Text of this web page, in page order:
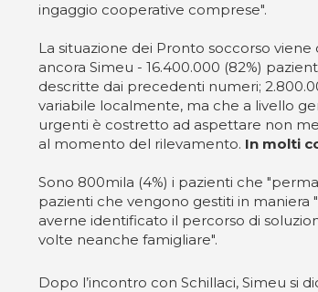
ingaggio cooperative comprese".
La situazione dei Pronto soccorso
ancora Simeu - 16.400.000 (82%)
descritte dai precedenti numeri;
variabile localmente, ma che a livello
urgenti è costretto ad aspettare non
al momento del rilevamento. In molti
Sono 800mila (4%) i pazienti che
pazienti che vengono gestiti in
averne identificato il percorso di
volte neanche famigliare".
Dopo l’incontro con Schillaci, Simeu si